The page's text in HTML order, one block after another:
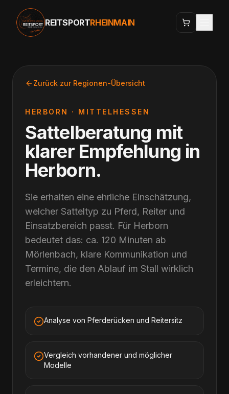
REITSPORTRHEINMAIN
Zurück zur Regionen-Übersicht
HERBORN · MITTELHESSEN
Sattelberatung mit
klarer Empfehlung in
Herborn.
Sie erhalten eine ehrliche Einschätzung,
welcher Satteltyp zu Pferd, Reiter und
Einsatzbereich passt. Für Herborn
bedeutet das: ca. 120 Minuten ab
Mörlenbach, klare Kommunikation und
Termine, die den Ablauf im Stall wirklich
erleichtern.
Analyse von Pferderücken und Reitersitz
Vergleich vorhandener und möglicher
Modelle